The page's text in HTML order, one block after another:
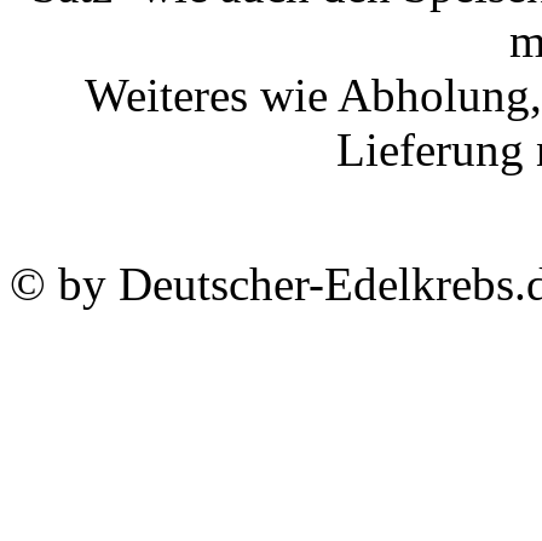
Weiteres wie
Lieferung
© by Deutscher-